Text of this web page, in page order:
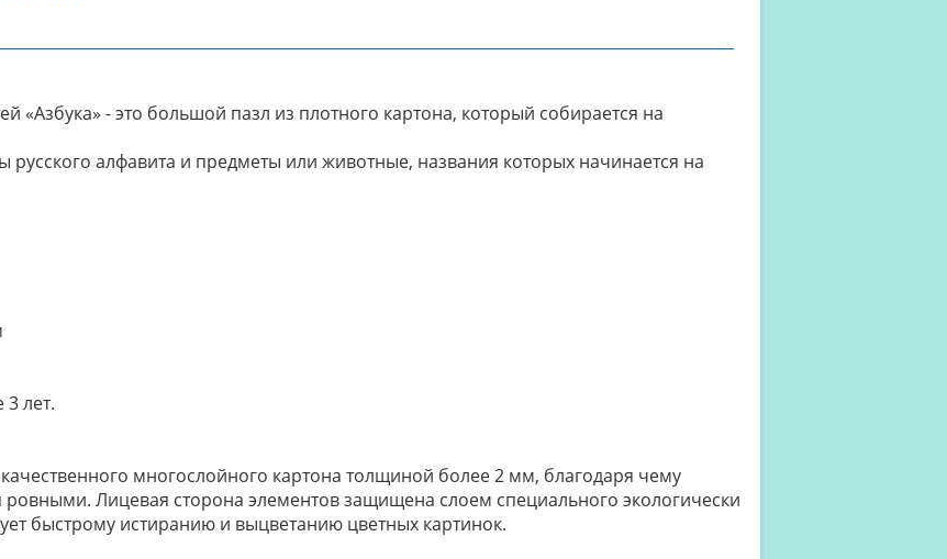
- это большой пазл из плотного картона, который собирается на
алфавита и предметы или животные, названия которых начинается на
лет.
многослойного картона толщиной более 2 мм, благодаря чему
Лицевая сторона элементов защищена слоем специального экологически
быстрому истиранию и выцветанию цветных картинок.